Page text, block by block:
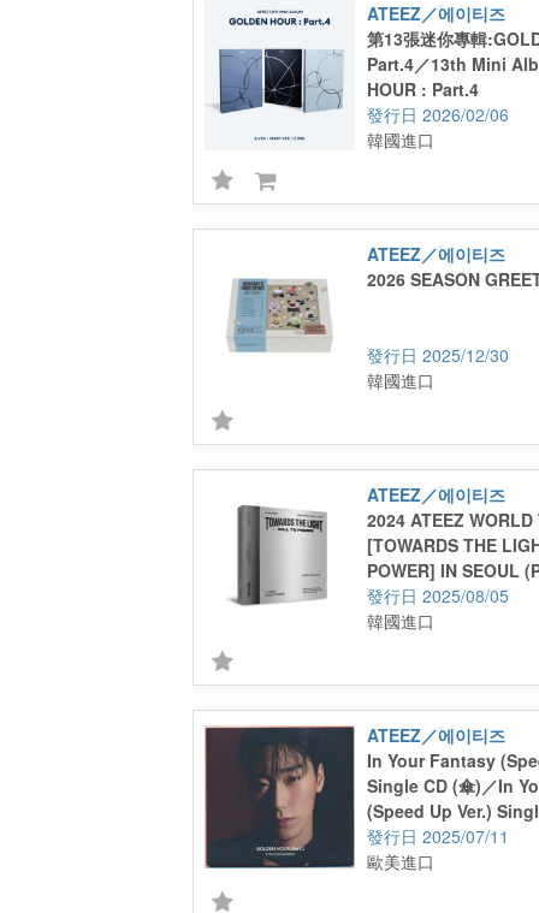
ATEEZ／에이티즈
第13張迷你專輯
Part.4／13th Mini
HOUR : Part.4
2026/02/06
韓國進口
ATEEZ／에이티즈
2026 SEASON
2025/12/30
韓國進口
ATEEZ／에이티즈
2024 ATEEZ WORLD
[TOWARDS THE
POWER] IN SEOUL
2025/08/05
韓國進口
ATEEZ／에이티즈
In Your Fantasy
Single CD (傘)／In
(Speed Up Ver.)
2025/07/11
歐美進口